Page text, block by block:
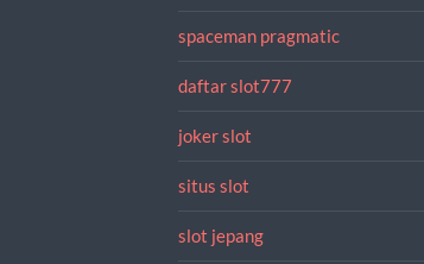
spaceman pragmatic
daftar slot777
joker slot
situs slot
slot jepang